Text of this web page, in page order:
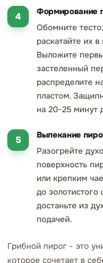
Формирование
Обомните
раскатайте их
Выложите
застеленный
распределите
пластом.
на 20-25 минут
Выпекание
Разогрейте
поверхность
или крепким
до золотистого
достаньте из
подачей.
Грибной пирог - это
которое сочетает в